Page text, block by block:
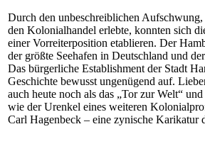
Durch den unbeschreiblichen
den Kolonialhandel erlebte, konnten sich
einer Vorreiterposition etablieren. Der
der größte Seehafen in Deutschland und
Das bürgerliche Establishment der Stadt
Geschichte bewusst ungenügend auf.
auch heute noch als das „Tor zur Welt“
wie der Urenkel eines weiteren
Carl Hagenbeck – eine zynische Karikatur